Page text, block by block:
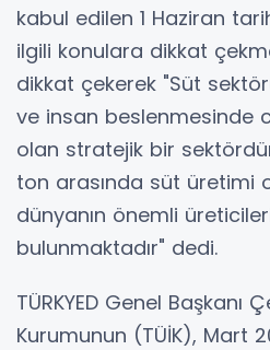
kabul edilen 1 Haziran
ilgili konulara dikkat
dikkat çekerek "Süt
ve insan beslenmesinde
olan stratejik bir
ton arasında süt üretimi
dünyanın önemli
bulunmaktadır" dedi.
TÜRKYED Genel Başkanı
Kurumunun (TÜİK), Mart